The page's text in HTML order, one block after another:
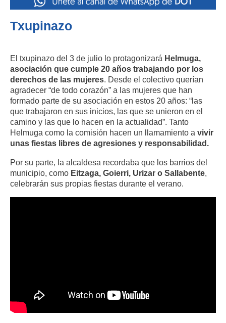
Txupinazo
El txupinazo del 3 de julio lo protagonizará Helmuga,
asociación que cumple 20 años trabajando por los
derechos de las mujeres. Desde el colectivo querían
agradecer “de todo corazón” a las mujeres que han
formado parte de su asociación en estos 20 años: “las
que trabajaron en sus inicios, las que se unieron en el
camino y las que lo hacen en la actualidad”. Tanto
Helmuga como la comisión hacen un llamamiento a vivir
unas fiestas libres de agresiones y responsabilidad.
Por su parte, la alcaldesa recordaba que los barrios del
municipio, como Eitzaga, Goierri, Urizar o Sallabente
celebrarán sus propias fiestas durante el verano.